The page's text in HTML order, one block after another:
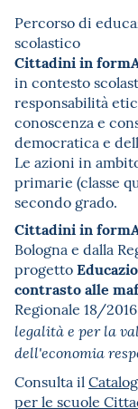
Percorso di
scolastico
Cittadini in
in contesto
responsabilità
conoscenza e
democratica e
Le azioni in
primarie (classe
secondo grado.
Cittadini in
Bologna e dalla
progetto
contrasto alle
Regionale 18/2016
legalità e per la
dell'economia
Consulta il
per le scuole